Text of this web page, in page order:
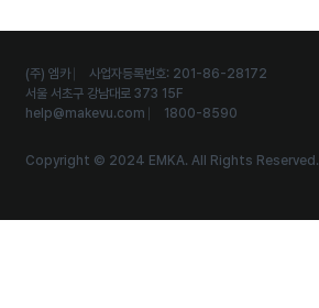
(주) 엠카 ⎸ 사업자등록번호: 201-86-28172
서울 서초구 강남대로 373 15F
help@makevu.com ⎸ 1800-8590
Copyright © 2024 EMKA. All Rights Reserved.